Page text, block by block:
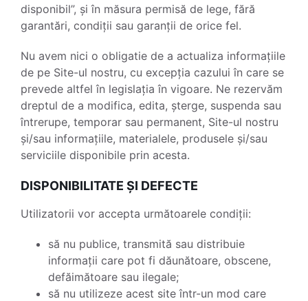
disponibil”, și în măsura permisă de lege, fără
garantări, condiții sau garanții de orice fel.
Nu avem nici o obligatie de a actualiza informațiile
de pe Site-ul nostru, cu excepția cazului în care se
prevede altfel în legislația în vigoare. Ne rezervăm
dreptul de a modifica, edita, șterge, suspenda sau
întrerupe, temporar sau permanent, Site-ul nostru
și/sau informațiile, materialele, produsele și/sau
serviciile disponibile prin acesta.
DISPONIBILITATE ȘI DEFECTE
Utilizatorii vor accepta următoarele condiții:
să nu publice, transmită sau distribuie
informații care pot fi dăunătoare, obscene,
defăimătoare sau ilegale;
să nu utilizeze acest site într-un mod care